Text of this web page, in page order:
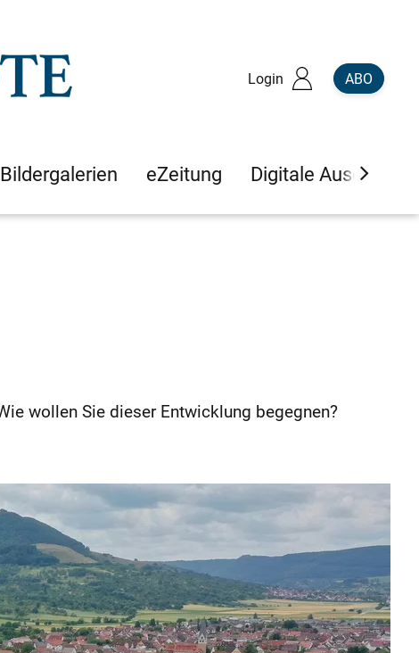
Login ABO
Bildergalerien eZeitung Digitale Ausgaben
wollen Sie dieser Entwicklung begegnen?